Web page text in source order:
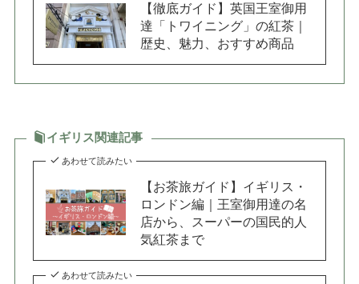
【徹底ガイド】英国王室御用
達「トワイニング」の紅茶｜
歴史、魅力、おすすめ商品
イギリス関連記事
あわせて読みたい
【お茶旅ガイド】イギリス・
ロンドン編｜王室御用達の名
店から、スーパーの国民的人
気紅茶まで
あわせて読みたい